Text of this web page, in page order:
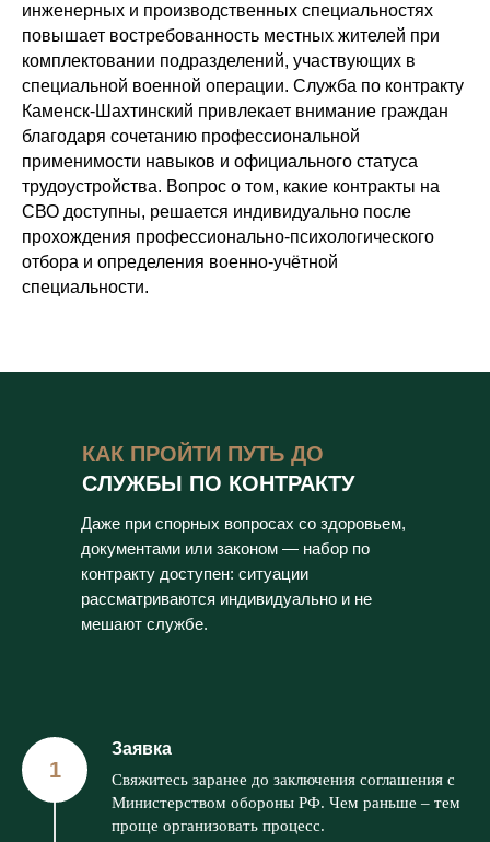
инженерных и производственных специальностях
повышает востребованность местных жителей при
комплектовании подразделений, участвующих в
специальной военной операции. Служба по контракту
Каменск-Шахтинский привлекает внимание граждан
благодаря сочетанию профессиональной
применимости навыков и официального статуса
трудоустройства. Вопрос о том, какие контракты на
СВО доступны, решается индивидуально после
прохождения профессионально-психологического
отбора и определения военно-учётной
специальности.
КАК ПРОЙТИ ПУТЬ ДО
СЛУЖБЫ ПО КОНТРАКТУ
Даже при спорных вопросах со здоровьем,
документами или законом — набор по
контракту доступен: ситуации
рассматриваются индивидуально и не
мешают службе.
Заявка
Свяжитесь заранее до заключения соглашения с
Министерством обороны РФ. Чем раньше – тем
проще организовать процесс.